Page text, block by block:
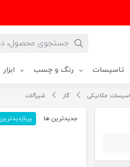
تاسیسات رنگ و چسب ابزار
مکانیکی گاز شیرآلات
جدیدترین ها